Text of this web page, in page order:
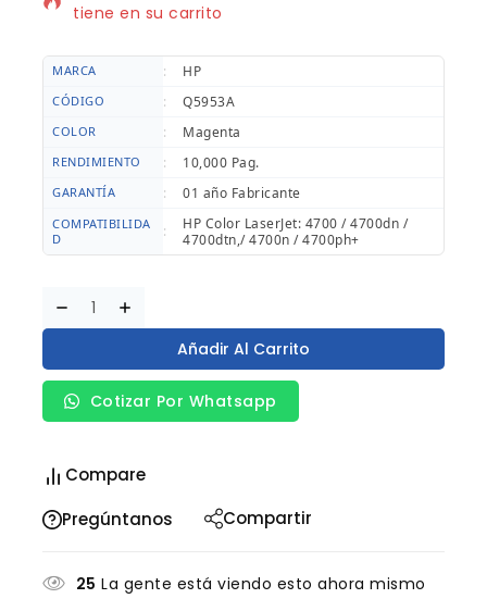
tiene en su carrito
MARCA : HP
CÓDIGO : Q5953A
COLOR : Magenta
RENDIMIENTO : 10,000 Pag.
GARANTÍA : 01 año Fabricante
COMPATIBILIDA
D
:
HP Color LaserJet: 4700 / 4700dn /
4700dtn,/ 4700n / 4700ph+
Añadir Al Carrito
Cotizar Por Whatsapp
Compare
Pregúntanos
Compartir
25 La gente está viendo esto ahora mismo